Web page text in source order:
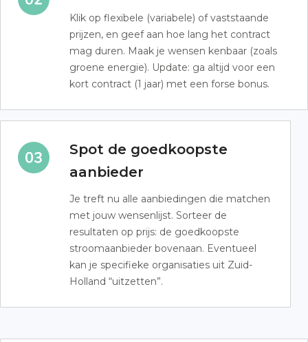
Klik op flexibele (variabele) of vaststaande
prijzen, en geef aan hoe lang het contract
mag duren. Maak je wensen kenbaar (zoals
groene energie). Update: ga altijd voor een
kort contract (1 jaar) met een forse bonus.
Spot de goedkoopste
aanbieder
Je treft nu alle aanbiedingen die matchen
met jouw wensenlijst. Sorteer de
resultaten op prijs: de goedkoopste
stroomaanbieder bovenaan. Eventueel
kan je specifieke organisaties uit Zuid-
Holland “uitzetten”.